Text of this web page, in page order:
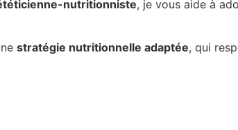
nutritionniste, je vous aide à
stratégie nutritionnelle adaptée, qui